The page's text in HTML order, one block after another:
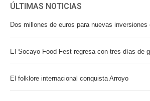
ÚLTIMAS NOTICIAS
Dos millones de euros para nuevas inversiones
El Socayo Food Fest regresa con tres días de
El folklore internacional conquista Arroyo